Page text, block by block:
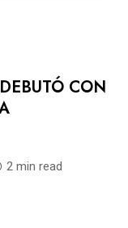
CON
2 min read